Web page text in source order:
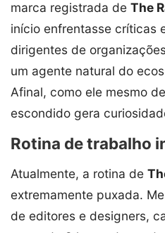
marca registrada de The
início enfrentasse críticas
dirigentes de
um agente natural do
Afinal, como ele mesmo
escondido gera
Rotina de trabalho
Atualmente, a rotina de
extremamente puxada.
de editores e designers,